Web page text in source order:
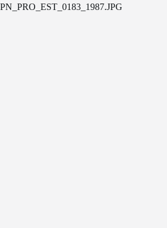
PN_PRO_EST_0183_1987.JPG